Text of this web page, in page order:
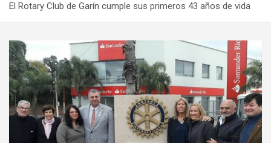
El Rotary Club de Garín cumple sus primeros 43 años de vida